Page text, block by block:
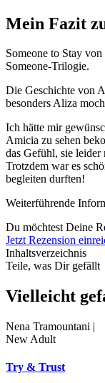
Mein Fazit
Someone to Stay
Someone-Trilogie.
Die Geschichte von
besonders Aliza
Ich hätte mir
Amicia zu sehen
das Gefühl, sie leider
Trotzdem war es
begleiten durften!
Weiterführende
Du möchtest Deine
Jetzt Rezension
Inhaltsverzeichnis
Teile, was Dir gefällt
Vielleicht
Nena Tramountani |
New Adult
Try & Trust